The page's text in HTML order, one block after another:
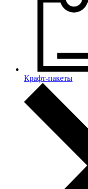
Крафт-пакеты